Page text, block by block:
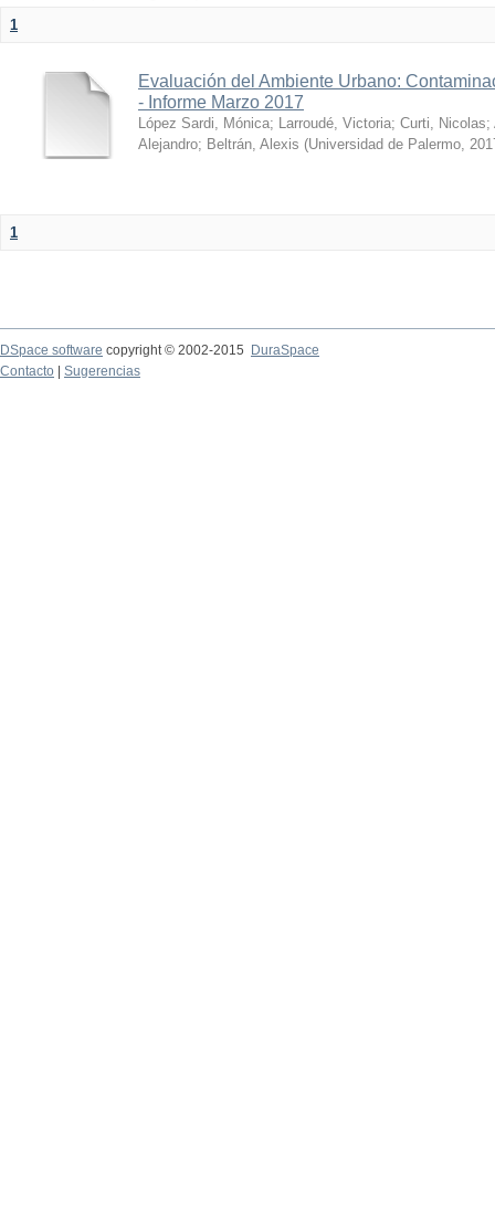
1
Evaluación del Ambiente Urbano:
- Informe Marzo 2017
López Sardi, Mónica; Larroudé, Victoria; Curti, Nicolas;
Alejandro; Beltrán, Alexis (Universidad de Palermo,
1
DSpace software copyright © 2002-2015
DuraSpace
Contacto
Sugerencias